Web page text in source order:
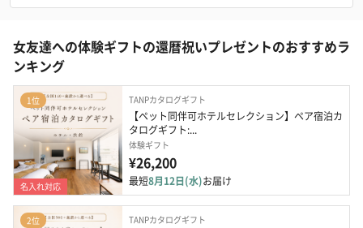
女友達への体験ギフトの還暦祝いプレゼントのおすすめラ
ンキング
1位
名入れ対応
TANPカタログギフト
【ペット同伴可ホテルセレクション】ペア宿泊カ
タログギフト:...
体験ギフト
¥26,200
最短8月12日(水)お届け
2位 TANPカタログギフト